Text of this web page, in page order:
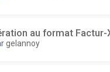
au format Factur-
gelannoy